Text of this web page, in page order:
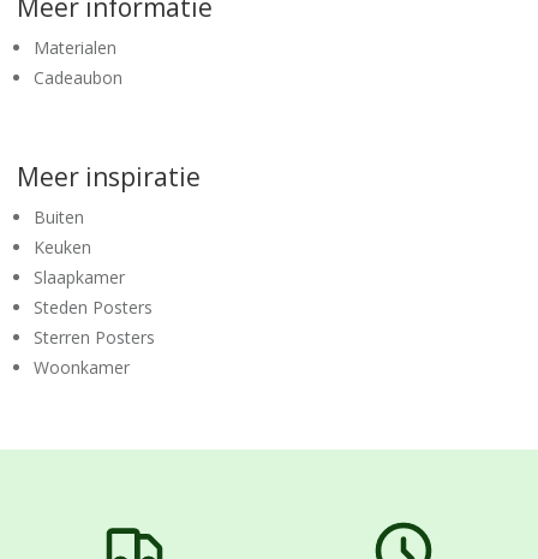
Materialen
Cadeaubon
Meer inspiratie
Buiten
Keuken
Slaapkamer
Steden Posters
Sterren Posters
Woonkamer